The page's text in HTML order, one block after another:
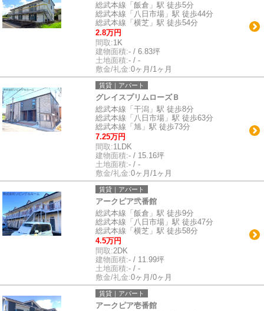
総武本線「飯倉」駅 徒歩5分
総武本線「八日市場」駅 徒歩44分
総武本線「横芝」駅 徒歩54分
2.8万円
間取:1K
建物面積:- / 6.83坪
土地面積:- / -
敷金/礼金:0ヶ月/1ヶ月
賃貸｜アパート
グレイスプリムローズＢ
総武本線「干潟」駅 徒歩8分
総武本線「八日市場」駅 徒歩63分
総武本線「旭」駅 徒歩73分
7.25万円
間取:1LDK
建物面積:- / 15.16坪
土地面積:- / -
敷金/礼金:0ヶ月/1ヶ月
賃貸｜アパート
アークピア弐番館
総武本線「飯倉」駅 徒歩9分
総武本線「八日市場」駅 徒歩47分
総武本線「横芝」駅 徒歩58分
4.5万円
間取:2DK
建物面積:- / 11.99坪
土地面積:- / -
敷金/礼金:0ヶ月/0ヶ月
賃貸｜アパート
アークピア壱番館